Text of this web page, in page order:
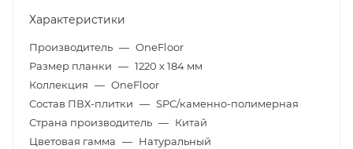
Характеристики
Производитель — OneFloor
Размер планки — 1220 х 184 мм
Коллекция — OneFloor
Состав ПВХ-плитки — SPC/каменно-полимерная
Страна производитель — Китай
Цветовая гамма — Натуральный